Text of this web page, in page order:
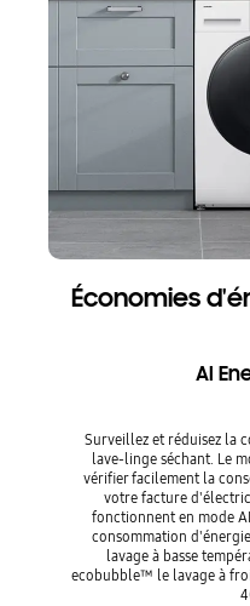
Économies
AI
Surveillez et réduisez la
lave-linge séchant. Le
vérifier facilement la
votre facture
fonctionnent en mode
consommation
lavage à basse
ecobubble™ le lavage à